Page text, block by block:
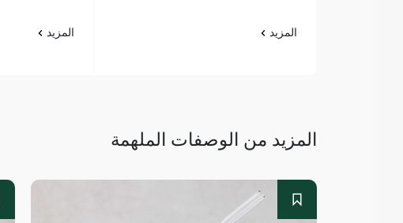
المزيد المزيد
المزيد من الوصفات الملهمة